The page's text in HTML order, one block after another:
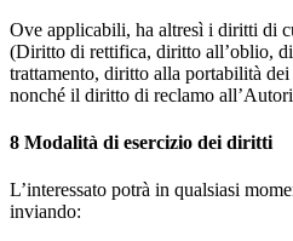
Ove applicabili, ha altresì i diritti di
(Diritto di rettifica, diritto all’oblio,
trattamento, diritto alla portabilità
nonché il diritto di reclamo
8 Modalità di esercizio dei diritti
L’interessato potrà in qualsiasi
inviando: